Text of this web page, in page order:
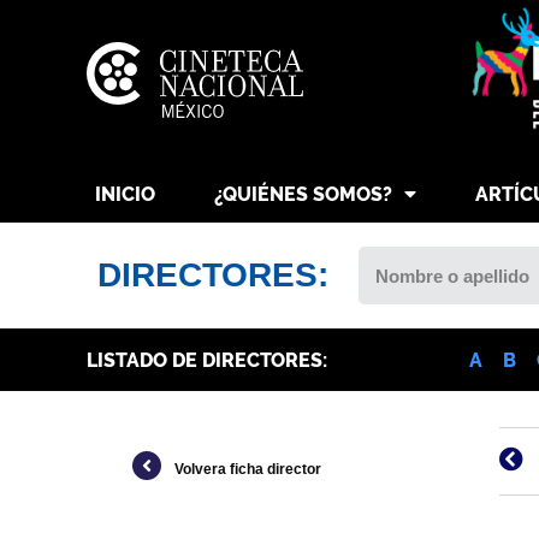
INICIO ¿QUIÉNES SOMOS?
DIRECTORES:
LISTADO DE DIRECTORES: A B
Volvera ficha director